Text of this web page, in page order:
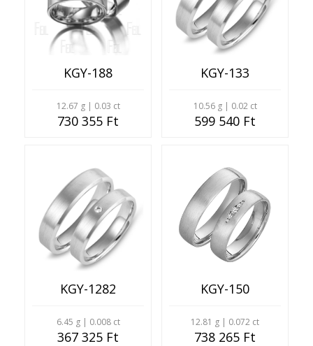
KGY-188
12.67 g | 0.03 ct
730 355 Ft
KGY-133
10.56 g | 0.02 ct
599 540 Ft
KGY-1282
6.45 g | 0.008 ct
367 325 Ft
KGY-150
12.81 g | 0.072 ct
738 265 Ft